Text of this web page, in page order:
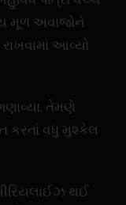
મૂળ અવાજોને
આવ્યો
તેમણે
કરતાં વધુ મુશ્કેલ
થઈ